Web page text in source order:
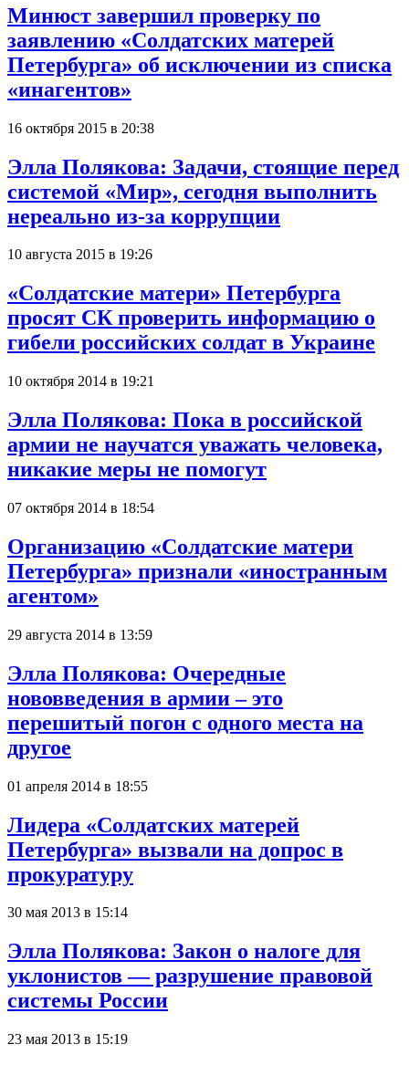
Минюст завершил проверку по
заявлению «Солдатских матерей
Петербурга» об исключении из списка
«инагентов»
16 октября 2015 в 20:38
Элла Полякова: Задачи, стоящие перед
системой «Мир», сегодня выполнить
нереально из-за коррупции
10 августа 2015 в 19:26
«Солдатские матери» Петербурга
просят СК проверить информацию о
гибели российских солдат в Украине
10 октября 2014 в 19:21
Элла Полякова: Пока в российской
армии не научатся уважать человека,
никакие меры не помогут
07 октября 2014 в 18:54
Организацию «Солдатские матери
Петербурга» признали «иностранным
агентом»
29 августа 2014 в 13:59
Элла Полякова: Очередные
нововведения в армии – это
перешитый погон с одного места на
другое
01 апреля 2014 в 18:55
Лидера «Солдатских матерей
Петербурга» вызвали на допрос в
прокуратуру
30 мая 2013 в 15:14
Элла Полякова: Закон о налоге для
уклонистов — разрушение правовой
системы России
23 мая 2013 в 15:19